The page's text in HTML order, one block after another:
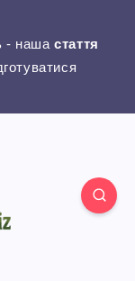
- нашастаття